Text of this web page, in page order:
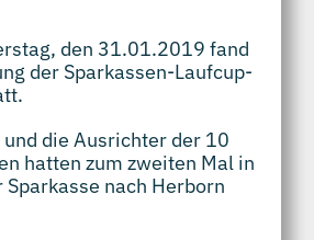
den 31.01.2019 fand
der Sparkassen-Laufcup-
und die Ausrichter der 10
hatten zum zweiten Mal in
Sparkasse nach Herborn